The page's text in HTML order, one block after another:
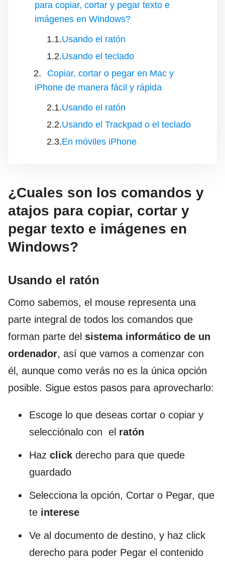
para copiar, cortar y pegar texto e
imágenes en Windows?
Usando el ratón
Usando el teclado
Copiar, cortar o pegar en Mac y
iPhone de manera fácil y rápida
Usando el ratón
Usando el Trackpad o el teclado
En móviles iPhone
¿Cuales son los comandos y
atajos para copiar, cortar y
pegar texto e imágenes en
Windows?
Usando el ratón
Como sabemos, el mouse representa una
parte integral de todos los comandos que
forman parte del sistema informático de un
ordenador, así que vamos a comenzar con
él, aunque como verás no es la única opción
posible. Sigue estos pasos para aprovecharlo:
Escoge lo que deseas cortar o copiar y
selecciónalo con el ratón
Haz click derecho para que quede
guardado
Selecciona la opción, Cortar o Pegar, que
te interese
Ve al documento de destino, y haz click
derecho para poder Pegar el contenido